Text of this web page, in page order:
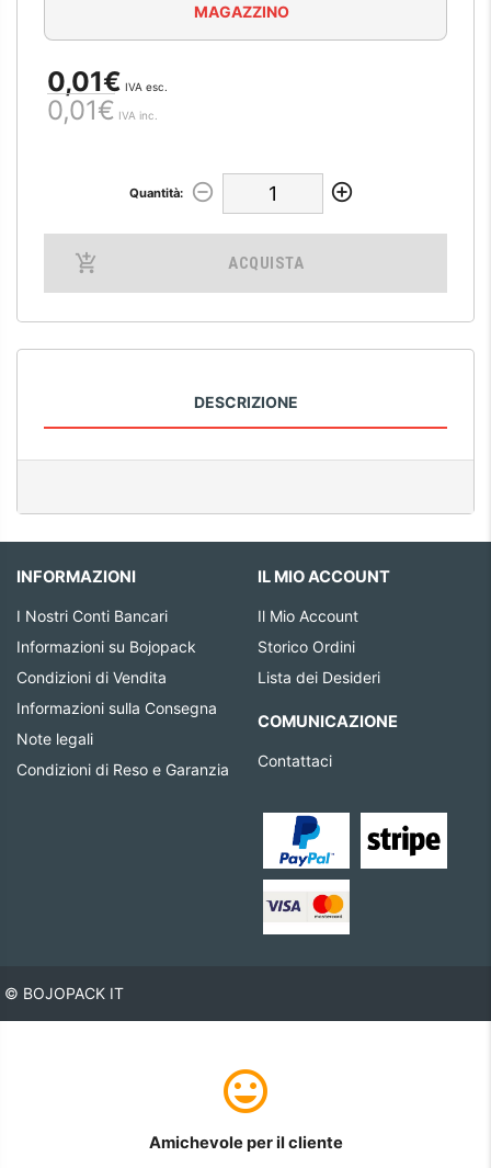
MAGAZZINO
0,01€ IVA esc.
0,01€ IVA inc.
Quantità:
ACQUISTA
DESCRIZIONE
INFORMAZIONI
I Nostri Conti Bancari
Informazioni su Bojopack
Condizioni di Vendita
Informazioni sulla Consegna
Note legali
Condizioni di Reso e Garanzia
IL MIO ACCOUNT
Il Mio Account
Storico Ordini
Lista dei Desideri
COMUNICAZIONE
Contattaci
© BOJOPACK IT
Amichevole per il cliente